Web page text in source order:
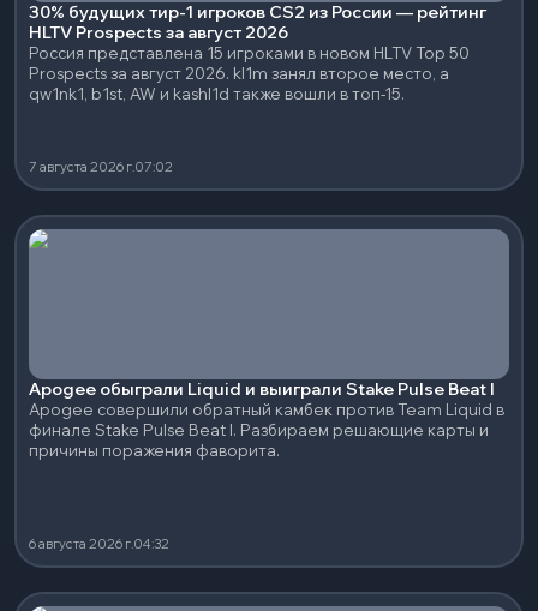
30% будущих тир-1 игроков CS2 из России — рейтинг
HLTV Prospects за август 2026
Россия представлена 15 игроками в новом HLTV Top 50
Prospects за август 2026. kl1m занял второе место, а
qw1nk1, b1st, AW и kashl1d также вошли в топ-15.
7 августа 2026 г.07:02
Apogee обыграли Liquid и выиграли Stake Pulse Beat I
Apogee совершили обратный камбек против Team Liquid в
финале Stake Pulse Beat I. Разбираем решающие карты и
причины поражения фаворита.
6 августа 2026 г.04:32